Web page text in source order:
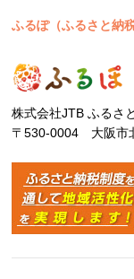
ふるぽ（ふるさと納
株式会社JTB ふるさ
〒530-0004 大阪市